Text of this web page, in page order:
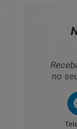
no